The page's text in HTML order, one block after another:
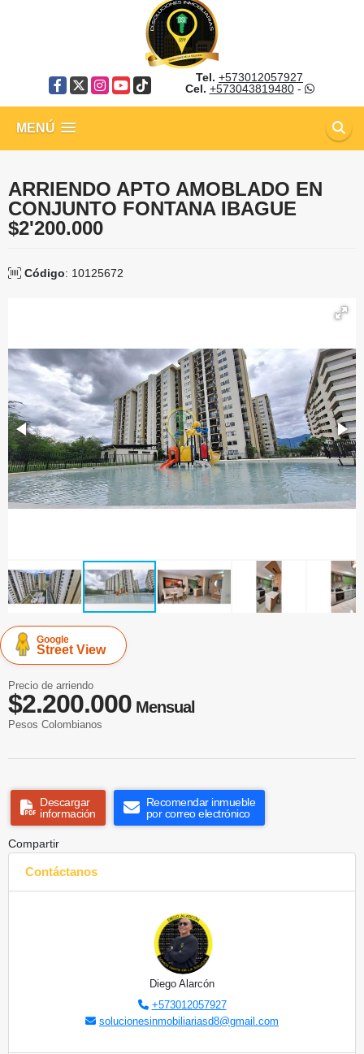
Facebook
X Instagram
YouTube
TikTok
Tel. +573012057927
Cel. +573043819480-
MENÚ
ARRIENDO APTO AMOBLADO EN
CONJUNTO FONTANA IBAGUE
$2'200.000
Código: 10125672
Google
Street View
Precio de arriendo
$2.200.000 Mensual
Pesos Colombianos
Descargar
información
Recomendar inmueble
por correo electrónico
Compartir
Contáctanos
Diego Alarcón
+573012057927
solucionesinmobiliariasd8@gmail.com